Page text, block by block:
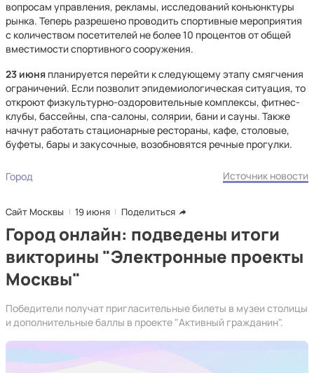
вопросам управления, рекламы, исследований конъюнктуры
рынка. Теперь разрешено проводить спортивные мероприятия
с количеством посетителей не более 10 процентов от общей
вместимости спортивного сооружения.
23 июня планируется перейти к следующему этапу смягчения
ограничений. Если позволит эпидемиологическая ситуация, то
откроют физкультурно-оздоровительные комплексы, фитнес-
клубы, бассейны, спа-салоны, солярии, бани и сауны. Также
начнут работать стационарные рестораны, кафе, столовые,
буфеты, бары и закусочные, возобновятся речные прогулки.
Город Источник новости
Сайт Москвы 19 июня Поделиться
Город онлайн: подведены итоги
викторины "Электронные проекты
Москвы"
Победители получат пригласительные билеты в музеи столицы
и дополнительные баллы в проекте "Активный гражданин".